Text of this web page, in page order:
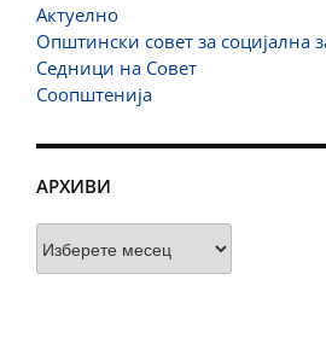
Актуелно
Општински совет за социјална
Седници на Совет
Соопштенија
АРХИВИ